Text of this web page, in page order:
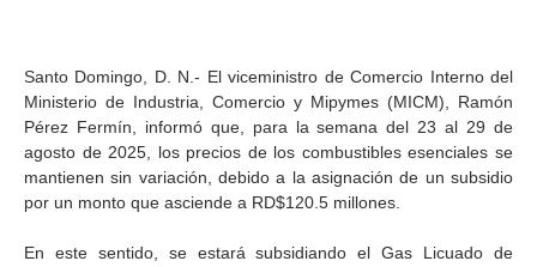
Santo Domingo, D. N.- El viceministro de Comercio Interno del
Ministerio de Industria, Comercio y Mipymes (MICM), Ramón
Pérez Fermín, informó que, para la semana del 23 al 29 de
agosto de 2025, los precios de los combustibles esenciales se
mantienen sin variación, debido a la asignación de un subsidio
por un monto que asciende a RD$120.5 millones.
En este sentido, se estará subsidiando el Gas Licuado de